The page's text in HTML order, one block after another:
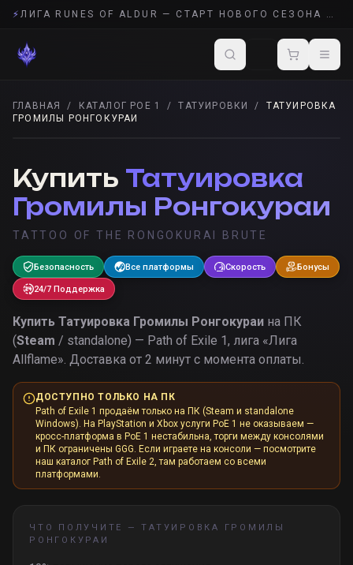
⚡ ЛИГА RUNES OF ALDUR — СТАРТ НОВОГО СЕЗОНА POE 2
ГЛАВНАЯ / КАТАЛОГ POE 1 / ТАТУИРОВКИ /
ТАТУИРОВКА
ГРОМИЛЫ РОНГОКУРАИ
Купить Татуировка
Громилы Ронгокураи
TATTOO OF THE RONGOKURAI BRUTE
Безопасность Все платформы Скорость Бонусы
24/7 Поддержка
Купить Татуировка Громилы Ронгокураи на ПК
(Steam / standalone) — Path of Exile 1, лига «Лига
Allflame». Доставка от 2 минут с момента оплаты.
ДОСТУПНО ТОЛЬКО НА ПК
Path of Exile 1 продаём только на ПК (Steam и standalone
Windows). На PlayStation и Xbox услуги PoE 1 не оказываем —
кросс-платформа в PoE 1 нестабильна, торги между консолями
и ПК ограничены GGG. Если играете на консоли — посмотрите
наш каталог Path of Exile 2, там работаем со всеми
платформами.
ЧТО ПОЛУЧИТЕ —ТАТУИРОВКА ГРОМИЛЫ
РОНГОКУРАИ